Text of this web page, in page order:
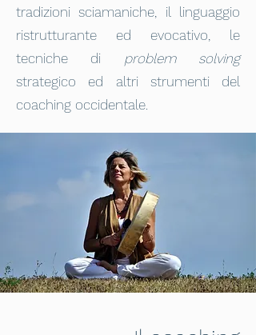
tradizioni sciamaniche, il linguaggio
ristrutturante ed evocativo, le
tecniche di problem solving
strategico ed altri strumenti del
coaching occidentale.